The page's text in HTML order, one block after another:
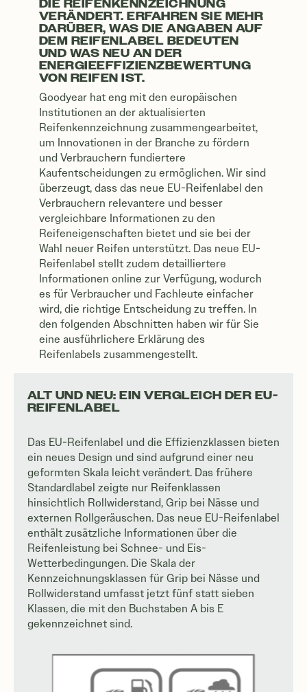
DIE REIFENKENNZEICHNUNG
VERÄNDERT. ERFAHREN SIE MEHR
DARÜBER, WAS DIE ANGABEN AUF
DEM REIFENLABEL BEDEUTEN
UND WAS NEU AN DER
ENERGIEEFFIZIENZBEWERTUNG
VON REIFEN IST.
Goodyear hat eng mit den europäischen
Institutionen an der aktualisierten
Reifenkennzeichnung zusammengearbeitet,
um Innovationen in der Branche zu fördern
und Verbrauchern fundiertere
Kaufentscheidungen zu ermöglichen. Wir sind
überzeugt, dass das neue EU-Reifenlabel den
Verbrauchern relevantere und besser
vergleichbare Informationen zu den
Reifeneigenschaften bietet und sie bei der
Wahl neuer Reifen unterstützt. Das neue EU-
Reifenlabel stellt zudem detailliertere
Informationen online zur Verfügung, wodurch
es für Verbraucher und Fachleute einfacher
wird, die richtige Entscheidung zu treffen. In
den folgenden Abschnitten haben wir für Sie
eine ausführlichere Erklärung des
Reifenlabels zusammengestellt.
ALT UND NEU: EIN VERGLEICH DER EU-
REIFENLABEL
Das EU-Reifenlabel und die Effizienzklassen bieten
ein neues Design und sind aufgrund einer neu
geformten Skala leicht verändert. Das frühere
Standardlabel zeigte nur Reifenklassen
hinsichtlich Rollwiderstand, Grip bei Nässe und
externen Rollgeräuschen. Das neue EU-Reifenlabel
enthält zusätzliche Informationen über die
Reifenleistung bei Schnee- und Eis-
Wetterbedingungen. Die Skala der
Kennzeichnungsklassen für Grip bei Nässe und
Rollwiderstand umfasst jetzt fünf statt sieben
Klassen, die mit den Buchstaben A bis E
gekennzeichnet sind.